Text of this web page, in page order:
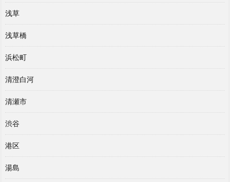
浅草
浅草橋
浜松町
清澄白河
清瀬市
渋谷
港区
湯島